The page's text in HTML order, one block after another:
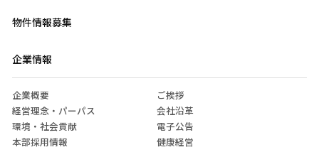
物件情報募集
企業情報
企業概要
ご挨拶
経営理念・パーパス
会社沿革
環境・社会貢献
電子公告
本部採用情報
健康経営